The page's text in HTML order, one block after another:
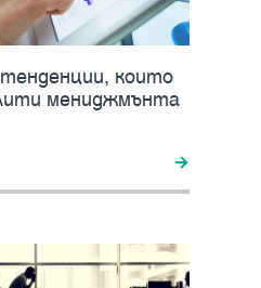
които
мениджмънта